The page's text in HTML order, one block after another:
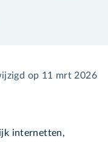
op 11 mrt 2026
internetten,